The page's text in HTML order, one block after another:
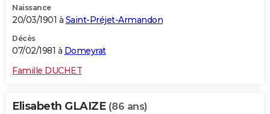
Naissance
20/03/1901 à Saint-Préjet-Armandon
Décès
07/02/1981 à Domeyrat
Famille DUCHET
Elisabeth GLAIZE (86 ans)